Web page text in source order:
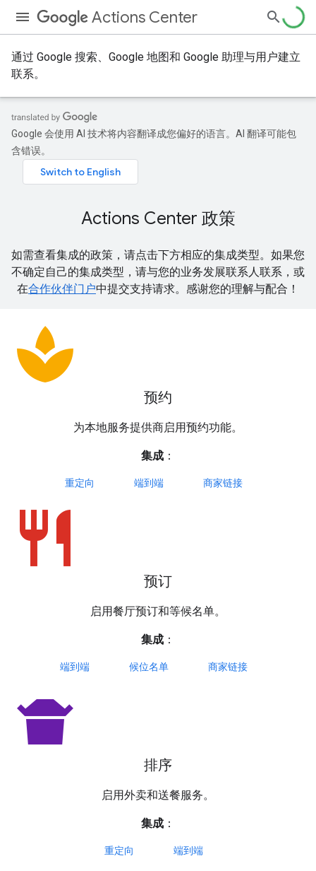
Actions Center
通过 Google 搜索、Google 地图和 Google 助理与用户建立
联系。
Google 会使用 AI 技术将内容翻译成您偏好的语言。AI 翻译可能包
含错误。
Actions Center 政策
如需查看集成的政策，请点击下方相应的集成类型。如果您
不确定自己的集成类型，请与您的业务发展联系人联系，或
在合作伙伴门户中提交支持请求。感谢您的理解与配合！
spa
预约
为本地服务提供商启用预约功能。
集成 ：
重定向 端到端 商家链接
restaurant
预订
启用餐厅预订和等候名单。
集成 ：
端到端 候位名单 商家链接
takeout_dining
排序
启用外卖和送餐服务。
集成 ：
重定向 端到端